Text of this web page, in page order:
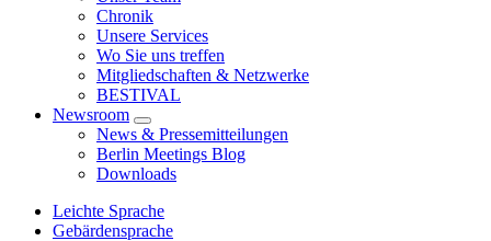
Chronik
Unsere Services
Wo Sie uns treffen
Mitgliedschaften & Netzwerke
BESTIVAL
Newsroom
News & Pressemitteilungen
Berlin Meetings Blog
Downloads
Leichte Sprache
Gebärdensprache